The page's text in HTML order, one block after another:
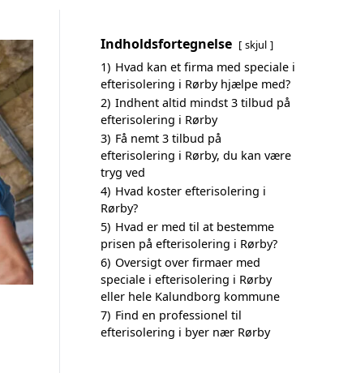
Indholdsfortegnelse skjul
1) Hvad kan et firma med speciale i
efterisolering i Rørby hjælpe med?
2) Indhent altid mindst 3 tilbud på
efterisolering i Rørby
3) Få nemt 3 tilbud på
efterisolering i Rørby, du kan være
tryg ved
4) Hvad koster efterisolering i
Rørby?
5) Hvad er med til at bestemme
prisen på efterisolering i Rørby?
6) Oversigt over firmaer med
speciale i efterisolering i Rørby
eller hele Kalundborg kommune
7) Find en professionel til
efterisolering i byer nær Rørby